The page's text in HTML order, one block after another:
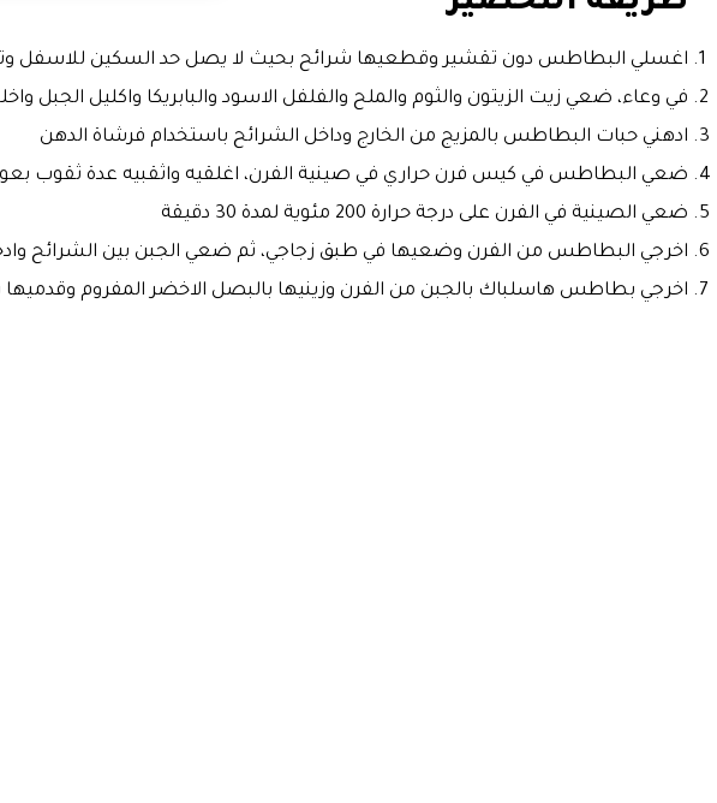
اغسلي البطاطس دون تقشير وقطعيها شرائح بحيث لا يصل حد السكين للاسفل
في وعاء، ضعي زيت الزيتون والثوم والملح والفلفل الاسود والبابريكا واكليل الجبل
ادهني حبات البطاطس بالمزيج من الخارج وداخل الشرائح باستخدام فرشاة الدهن
ضعي البطاطس في كيس فرن حراري في صينية الفرن، اغلقيه واثقبيه عدة ثقوب
ضعي الصينية في الفرن على درجة حرارة 200 مئوية لمدة 30 دقيقة
اخرجي البطاطس من الفرن وضعيها في طبق زجاجي، ثم ضعي الجبن بين الشرائح
اخرجي بطاطس هاسلباك بالجبن من الفرن وزينيها بالبصل الاخضر المفروم